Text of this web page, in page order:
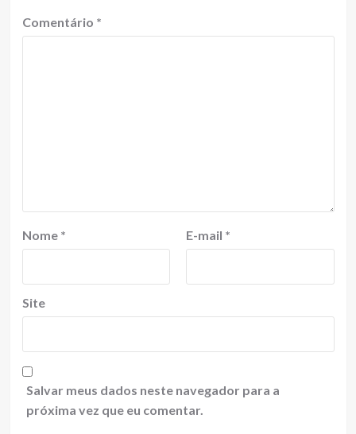
Comentário *
Nome * E-mail *
Site
Salvar meus dados neste navegador para a
próxima vez que eu comentar.